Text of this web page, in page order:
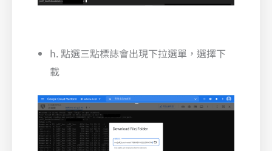
h. 點選三點標誌會出現下拉選單，選擇下
載